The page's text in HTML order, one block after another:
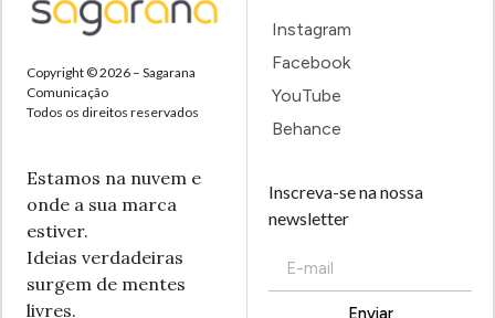
Copyright © 2026 – Sagarana
Comunicação
Todos os direitos reservados
Estamos na nuvem e
onde a sua marca
estiver.
Ideias verdadeiras
surgem de mentes
livres.
Instagram
Facebook
YouTube
Behance
Inscreva-se na nossa
newsletter
Enviar